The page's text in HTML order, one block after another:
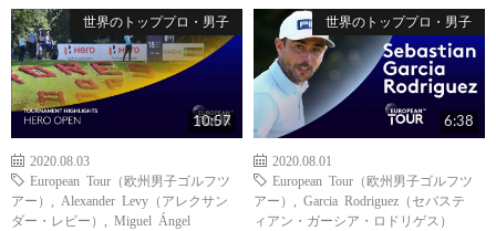
世界のトッププロ・男子
10:57
2020.08.03
European Tour（欧州男子ゴルフツ
アー）
Alexander Levy（アレクサン
ダー・レビー）
Miguel Ángel
世界のトッププロ・男子
6:38
2020.08.01
European Tour（欧州男子ゴルフツ
アー）
Garcia Rodriguez（セバステ
ィアン・ガーシア・ロドリゲス）